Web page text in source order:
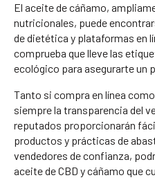
El aceite de cáñamo,
nutricionales, puede
de dietética y plataformas en
comprueba que lleve las
ecológico para asegurarte un
Tanto si compra en línea
siempre la transparencia del
reputados proporcionarán
productos y prácticas de
vendedores de confianza,
aceite de CBD y cáñamo que